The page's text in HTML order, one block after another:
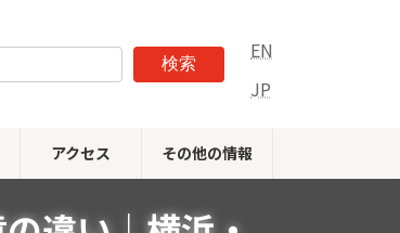
検索
EN
JP
アクセス その他の情報